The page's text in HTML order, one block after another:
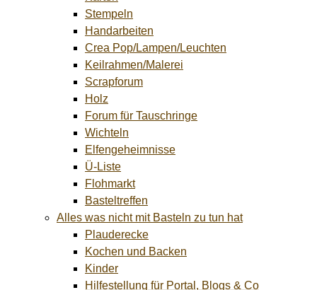
Stempeln
Handarbeiten
Crea Pop/Lampen/Leuchten
Keilrahmen/Malerei
Scrapforum
Holz
Forum für Tauschringe
Wichteln
Elfengeheimnisse
Ü-Liste
Flohmarkt
Basteltreffen
Alles was nicht mit Basteln zu tun hat
Plauderecke
Kochen und Backen
Kinder
Hilfestellung für Portal, Blogs & Co